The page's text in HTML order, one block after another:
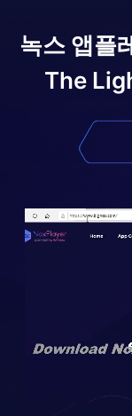
녹스 앱플
The